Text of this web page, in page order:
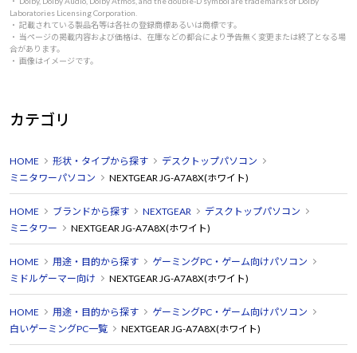
Laboratories Licensing Corporation.
・ 記載されている製品名等は各社の登録商標あるいは商標です。
・ 当ページの掲載内容および価格は、在庫などの都合により予告無く変更または終了となる場
合があります。
・ 画像はイメージです。
カテゴリ
HOME 形状・タイプから探す
デスクトップパソコン
ミニタワーパソコン
NEXTGEAR JG-A7A8X(ホワイト)
HOME ブランドから探す NEXTGEAR
デスクトップパソコン
ミニタワー
NEXTGEAR JG-A7A8X(ホワイト)
HOME 用途・目的から探す
ゲーミングPC・ゲーム向けパソコン
ミドルゲーマー向け
NEXTGEAR JG-A7A8X(ホワイト)
HOME 用途・目的から探す
ゲーミングPC・ゲーム向けパソコン
白いゲーミングPC一覧
NEXTGEAR JG-A7A8X(ホワイト)